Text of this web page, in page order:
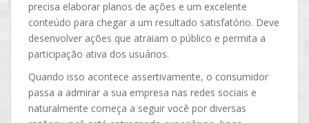
precisa elaborar planos de ações e um excelente
conteúdo para chegar a um resultado satisfatório. Deve
desenvolver ações que atraiam o público e permita a
participação ativa dos usuários.
Quando isso acontece assertivamente, o consumidor
passa a admirar a sua empresa nas redes sociais e
naturalmente começa a seguir você por diversas